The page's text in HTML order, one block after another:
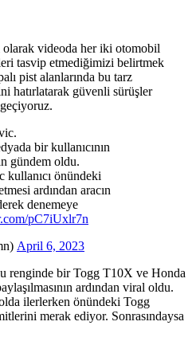
videoda her iki otomobil
tasvip etmediğimizi belirtmek
pist alanlarında bu tarz
hatırlatarak güvenli sürüşler
bir kullanıcının
gündem oldu.
önündeki
ardından aracın
denemeye
pC7iUxlr7n
April 6, 2023
renginde bir Togg T10X ve Honda
ardından viral oldu.
ilerlerken önündeki Togg
merak ediyor. Sonrasındaysa